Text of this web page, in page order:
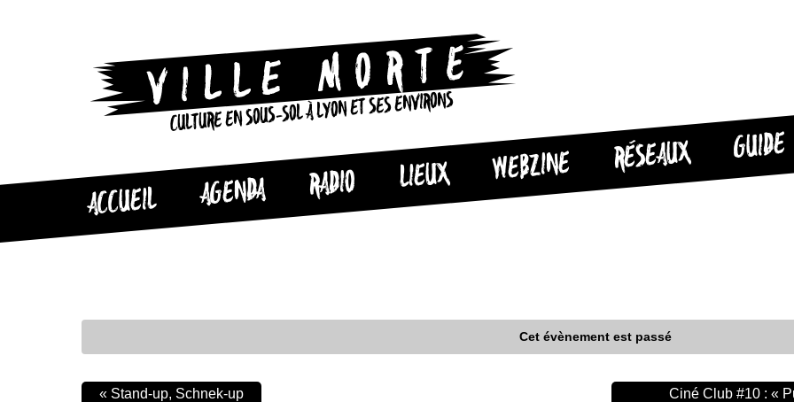
CULTURE EN SOUS-SOL À LYON ET SES ENVIRONS
ACCUEIL AGENDA RADIO LIEUX WEBZINE RÉSEAUX GUIDE
Cet évènement est passé
« Stand-up, Schnek-up
Ciné Club #10 : «